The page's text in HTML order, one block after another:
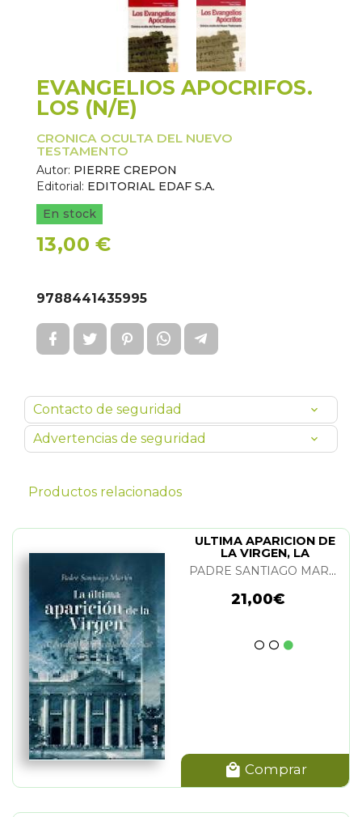
EVANGELIOS APOCRIFOS.
LOS (N/E)
CRONICA OCULTA DEL NUEVO
TESTAMENTO
Autor: PIERRE CREPON
Editorial: EDITORIAL EDAF S.A.
En stock
13,00 €
9788441435995
Contacto de seguridad
Advertencias de seguridad
Productos relacionados
ULTIMA APARICION DE
LA VIRGEN, LA
PADRE SANTIAGO MARTIN
21,00€
Comprar